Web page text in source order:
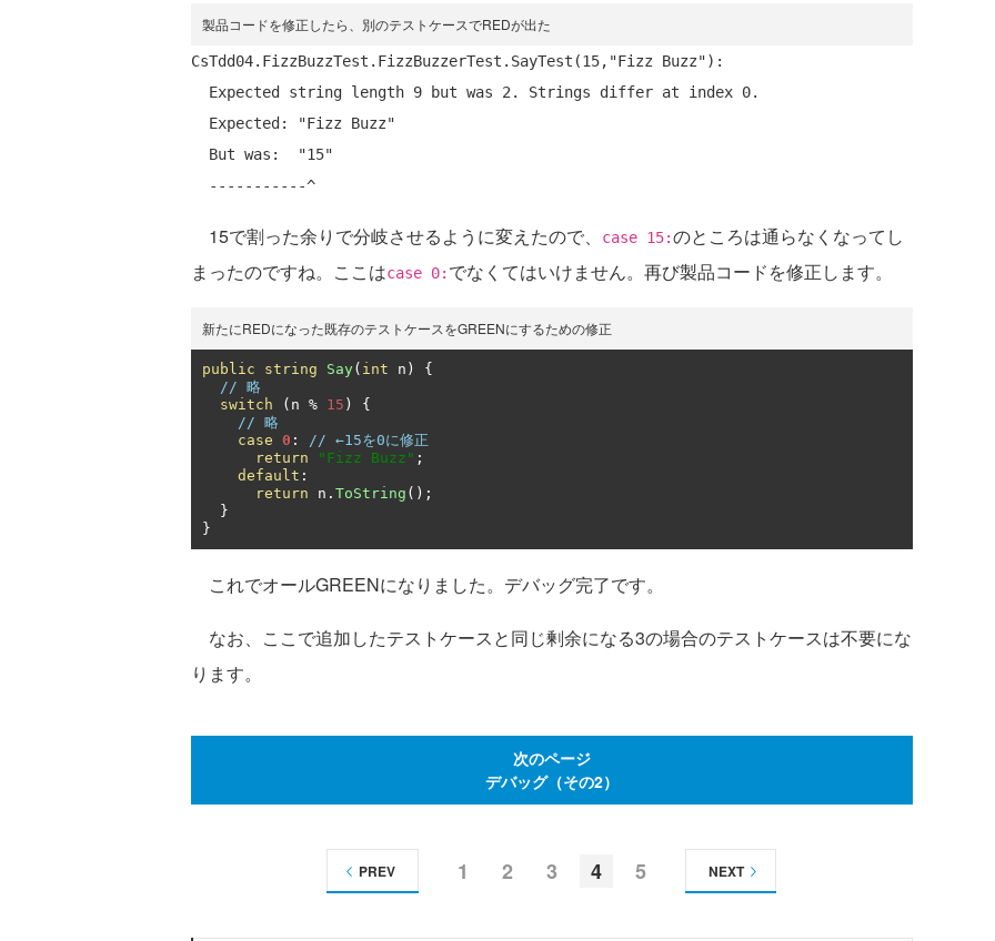
製品コードを修正したら、別のテストケースでREDが出た
CsTdd04.FizzBuzzTest.FizzBuzzerTest.SayTest(15,"Fizz Buzz"):
15で割った余りで分岐させるように変えたので、 case 15:のところは通らなくなってし
まったのですね。ここはcase 0: でなくてはいけません。再び製品コードを修正します。
新たにREDになった既存のテストケースをGREENにするための修正
public string Say( int n )
{
// 略
switch
( n % 15 )
{
// 略
case 0 :
// ←15を0に修正
return
"Fizz Buzz" ;
default :
return n . ToString ();
}
}
これでオールGREENになりました。デバッグ完了です。
なお、ここで追加したテストケースと同じ剰余になる3の場合のテストケースは不要にな
ります。
次のページ
デバッグ（その2）
1 2 3 4 5
PREV NEXT